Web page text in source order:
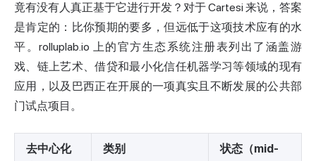
竟有没有人真正基于它进行开发？对于 Cartesi 来说，答案
是肯定的：比你预期的要多，但远低于这项技术应有的水
平。rolluplab.io 上的官方生态系统注册表列出了涵盖游
戏、链上艺术、借贷和最小化信任机器学习等领域的现有
应用，以及巴西正在开展的一项真实且不断发展的公共部
门试点项目。
去中心化
类别
状态（mid-